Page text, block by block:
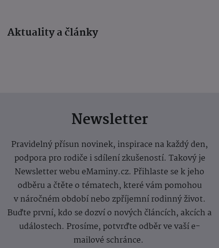
Aktuality a články
Newsletter
Pravidelný přísun novinek, inspirace na každý den,
podpora pro rodiče i sdílení zkušeností. Takový je
Newsletter webu eMaminy.cz. Přihlaste se k jeho
odběru a čtěte o tématech, které vám pomohou
v náročném období nebo zpříjemní rodinný život.
Buďte první, kdo se dozví o nových článcích, akcích a
událostech. Prosíme, potvrďte odběr ve vaší e-
mailové schránce.